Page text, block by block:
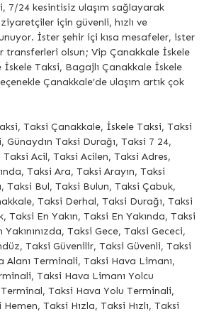
7/24 kesintisiz ulaşım sağlayarak
için güvenli, hızlı ve
İster şehir içi kısa mesafeler, ister
transferleri olsun; Vip Çanakkale İskele
İskele Taksi, Bagajlı Çanakkale İskele
Çanakkale’de ulaşım artık çok
Taksi Çanakkale, İskele Taksi, Taksi
Günaydın Taksi Durağı, Taksi 7 24,
Acil, Taksi Acilen, Taksi Adres,
Taksi Ara, Taksi Arayın, Taksi
Taksi Bul, Taksi Bulun, Taksi Çabuk,
Taksi Derhal, Taksi Durağı, Taksi
Taksi En Yakın, Taksi En Yakında, Taksi
Yakınınızda, Taksi Gece, Taksi Gececi,
Taksi Güvenilir, Taksi Güvenli, Taksi
Alanı Terminali, Taksi Hava Limanı,
Taksi Hava Limanı Yolcu
Taksi Hava Yolu Terminali,
Taksi Hızla, Taksi Hızlı, Taksi